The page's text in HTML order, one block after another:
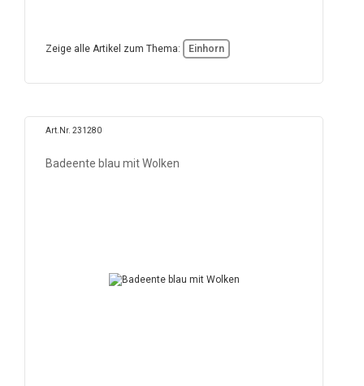
Zeige alle Artikel zum Thema: Einhorn
Art.Nr. 231280
Badeente blau mit Wolken